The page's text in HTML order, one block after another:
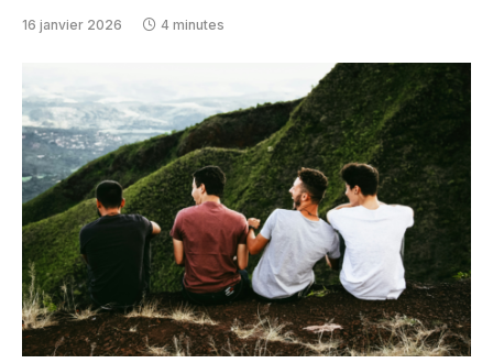
16 janvier 2026 4 minutes